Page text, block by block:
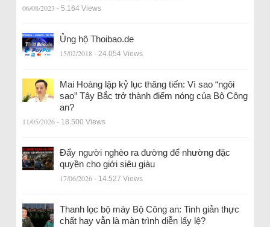
06/08/2023 - 5.164 Views
Ủng hộ Thoibao.de
15/02/2018 - 24.054 Views
Mai Hoàng lập kỷ lục thăng tiến: Vì sao “ngôi
sao” Tây Bắc trở thành điểm nóng của Bộ Công
an?
11/05/2026 - 18.500 Views
Đẩy người nghèo ra đường để nhường đặc
quyền cho giới siêu giàu
17/06/2026 - 14.527 Views
Thanh lọc bộ máy Bộ Công an: Tinh giản thực
chất hay vẫn là màn trình diễn lấy lệ?